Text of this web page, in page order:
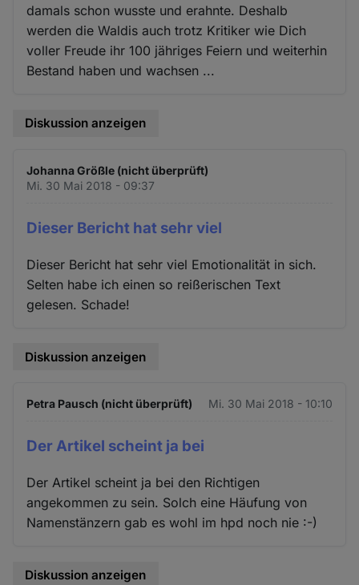
damals schon wusste und erahnte. Deshalb
werden die Waldis auch trotz Kritiker wie Dich
voller Freude ihr 100 jähriges Feiern und weiterhin
Bestand haben und wachsen ...
Diskussion anzeigen
Johanna Größle (nicht überprüft)
Mi. 30 Mai 2018 - 09:37
Dieser Bericht hat sehr viel
Dieser Bericht hat sehr viel Emotionalität in sich.
Selten habe ich einen so reißerischen Text
gelesen. Schade!
Diskussion anzeigen
Petra Pausch (nicht überprüft) Mi. 30 Mai 2018 - 10:10
Der Artikel scheint ja bei
Der Artikel scheint ja bei den Richtigen
angekommen zu sein. Solch eine Häufung von
Namenstänzern gab es wohl im hpd noch nie :-)
Diskussion anzeigen